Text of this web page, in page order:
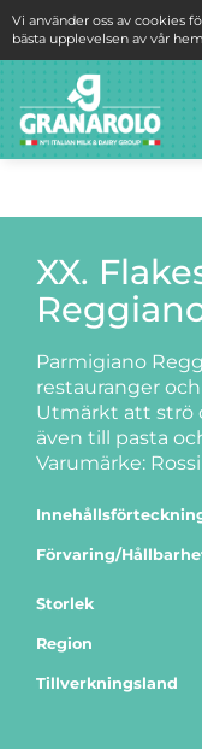
Vi använder oss av cookies
bästa upplevelsen av vår
XX.
Parmigiano
restauranger
Utmärkt att strö
även till pasta
Varumärke: Rossi
Förvaring/
Storlek
Region
Tillverkningsland